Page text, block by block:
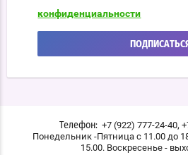
конфиденциальности
ПОДПИСАТЬСЯ
Телефон: +7 (922) 777-24-40,
Понедельник -Пятница с 11.00 до
15.00. Воскресенье -